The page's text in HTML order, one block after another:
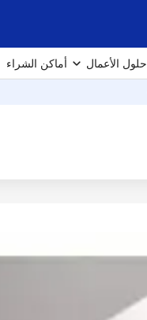
حلول الأعمال أماكن الشراء